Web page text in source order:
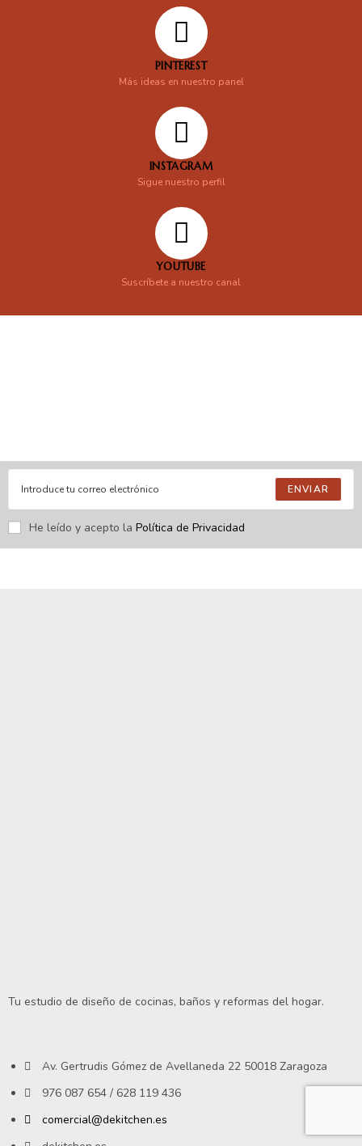
PINTEREST
Más ideas en nuestro panel
INSTAGRAM
Sigue nuestro perfil
YOUTUBE
Suscríbete a nuestro canal
ENVIAR
He leído y acepto la Política de Privacidad
Tu estudio de diseño de cocinas, baños y reformas del hogar.
Av. Gertrudis Gómez de Avellaneda 22 50018 Zaragoza
976 087 654 / 628 119 436
comercial@dekitchen.es